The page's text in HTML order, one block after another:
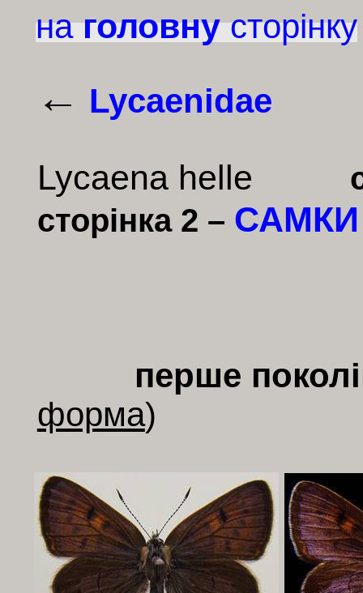
на головну сторінку
← Lycaenidae
Lycaena helle
сторінка 2 – САМКИ
перше
форма)